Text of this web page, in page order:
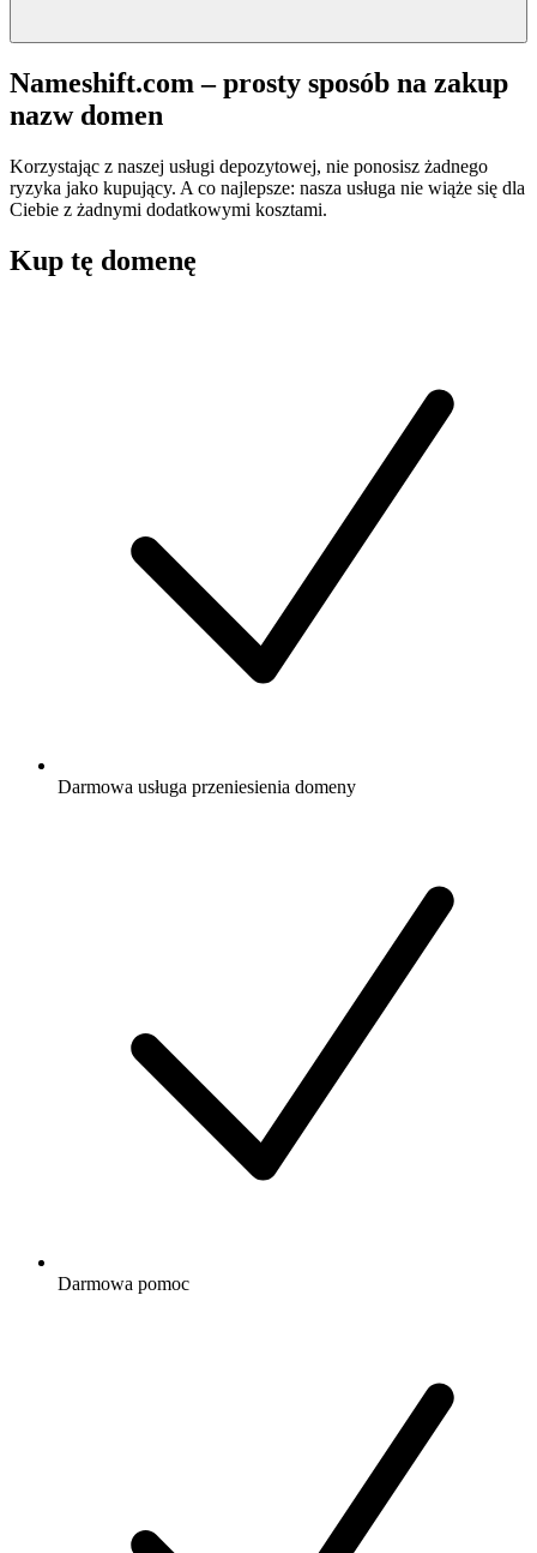
Nameshift.com – prosty sposób na zakup
nazw domen
Korzystając z naszej usługi depozytowej, nie ponosisz żadnego
ryzyka jako kupujący. A co najlepsze: nasza usługa nie wiąże się dla
Ciebie z żadnymi dodatkowymi kosztami.
Kup tę domenę
Darmowa usługa przeniesienia domeny
Darmowa pomoc